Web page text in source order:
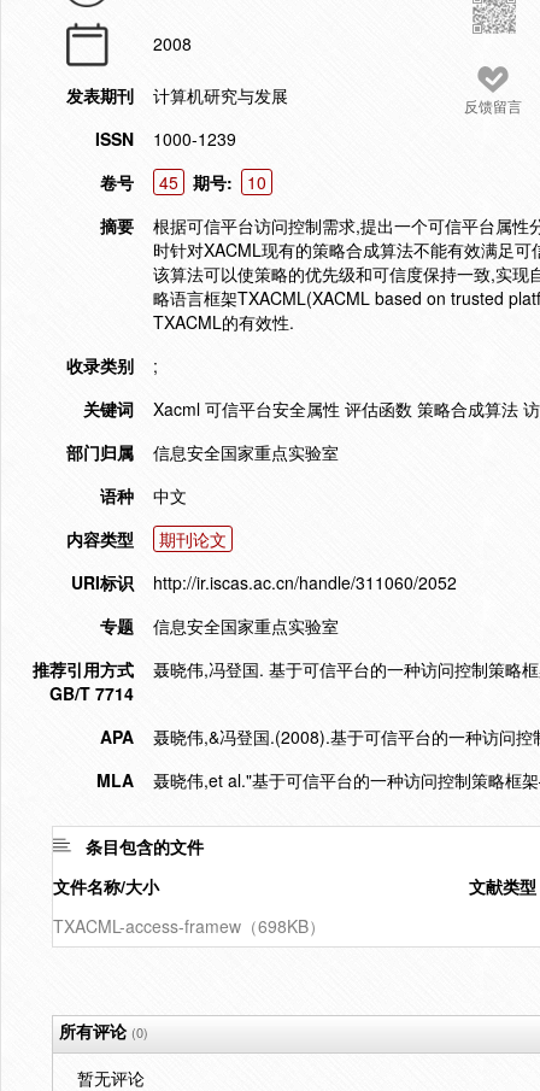
反馈留言
2008
发表期刊
计算机研究与发展
ISSN
1000-1239
卷号
45 期号:
10
摘要
根据可信平台访问控制需求,提出一个可信平台属
时针对XACML现有的策略合成算法不能有效满足
该算法可以使策略的优先级和可信度保持一致,实
略语言框架TXACML(XACML based on trusted
TXACML的有效性.
收录类别
;
关键词
Xacml 可信平台安全属性 评估函数 策略合成算法
部门归属
信息安全国家重点实验室
语种
中文
内容类型
期刊论文
URI标识
http://ir.iscas.ac.cn/handle/311060/2052
专题
信息安全国家重点实验室
推荐引用方式
GB/T 7714
聂晓伟,冯登国. 基于可信平台的一种访问控制策
APA
聂晓伟,&冯登国.(2008).基于可信平台的一种访问
MLA
聂晓伟,et al."基于可信平台的一种访问控制策略
条目包含的文件
文件名称/大小
文献类型
TXACML-access-framew（698KB）
所有评论(0)
暂无评论